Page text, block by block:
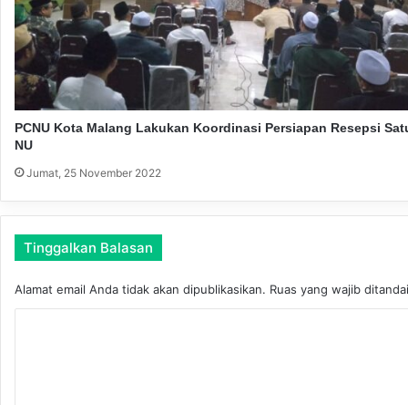
PCNU Kota Malang Lakukan Koordinasi Persiapan Resepsi
NU
Jumat, 25 November 2022
Tinggalkan Balasan
Alamat email Anda tidak akan dipublikasikan. Ruas yang wajib